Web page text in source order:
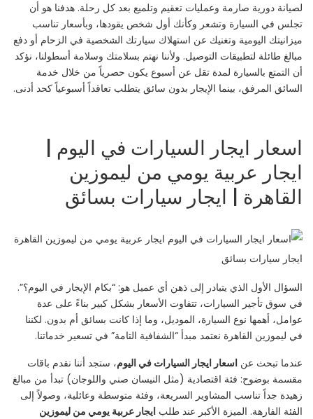
لصيانة دورية صارمة وعمليات تعقيم وتلميع بعد كل رحلة. هدفنا هو أن
تجلس في السيارة وتشعر وكأنك أول شخص يقودها، وبأسعار تناسب
ميزانيتك اليومية وتغنيك عن استهلاك سيارتك الشخصية في الزحام أو دفع
مبالغ طائلة لتطبيقات التوصيل. ولأننا نهتم بسلامتك وسلامة أسطولنا، نؤكد
أن التمتع بالسيارة لمدة تقل عن أسبوع يكون حصرياً من خلال خدمة
السائق المرفق، بينما الإيجار بدون سائق يتطلب تعاقداً أسبوعياً كحد أدنى.
اسعار ايجار السيارات في اليوم |
ايجار عربية يومي من ليموزين
القاهرة | ايجار سيارات بسائق
السؤال الأول الذي يتبادر إلى ذهن أي عميل هو: “بكام الإيجار في اليوم؟”.
في سوق تأجير السيارات، تتفاوت الأسعار بشكل كبير بناءً على عدة
عوامل، أهمها نوع السيارة، الموديل، وما إذا كانت بسائق أم بدون. لكننا
في ليموزين القاهرة نعتمد مبدأ “الشفافية التامة” في تسعير خدماتنا.
عندما تبحث عن اسعار ايجار السيارات في اليوم، ستجد أننا نقدم باقات
مقسمة بوضوح: فئة اقتصادية (مثل النيسان صني واللوجان) تبدأ من مبالغ
زهيدة جداً تناسب المشاوير السريعة، وفئة متوسطة وعائلية، وصولاً إلى
الفئة الفارهة. الميزة الأكبر عند طلب ايجار عربية يومي من ليموزين